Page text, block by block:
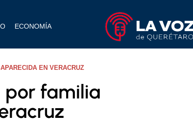
ECONOMÍA
EN VERACRUZ
por familia